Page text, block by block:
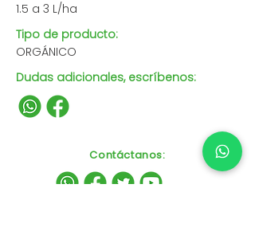
1.5 a 3 L/ha
Tipo de producto:
ORGÁNICO
Dudas adicionales, escríbenos:
Contáctanos: